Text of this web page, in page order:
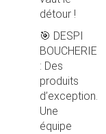
détour !
🎯 DESPI
BOUCHERIE
: Des
produits
d’exception.
Une
équipe